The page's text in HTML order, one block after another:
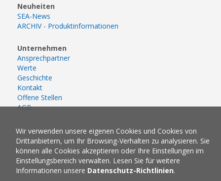
Neuheiten
SEA-News
ARCHIV - Produktinformationen
Unternehmen
Ansprechpartner
Werte
Geschichte
Kontakt
Offene Stellen
AGB
Wir verwenden unsere eigenen Cookies und Cookies von
Drittanbietern, um Ihr Browsing-Verhalten zu analysieren. Sie
können alle Cookies akzeptieren oder Ihre Einstellungen im
Einstellungsbereich verwalten. Lesen Sie für weitere
Informationen unsere Datenschutz-Richtlinien.